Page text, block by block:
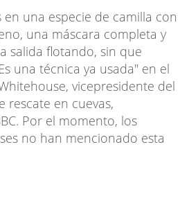
una especie de camilla con
una máscara completa y
salida flotando, sin que
una técnica ya usada" en el
vicepresidente del
rescate en cuevas,
Por el momento, los
no han mencionado esta